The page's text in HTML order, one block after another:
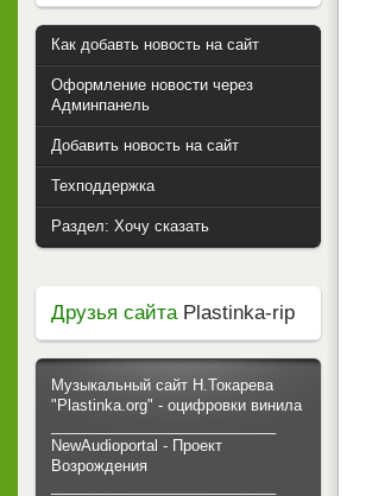
Как добавть новость на сайт
Оформление новости через
Админпанель
Добавить новость на сайт
Техподдержка
Раздел: Хочу сказать
Друзья сайтаPlastinka-rip
Музыкальный сайт Н.Токарева
"Plastinka.org" - оцифровки винила
NewAudioportal - Проект
Возрождения